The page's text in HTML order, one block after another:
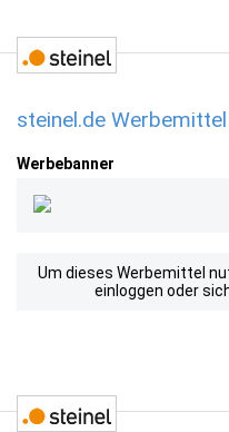
steinel.de
Werbebanner
Um dieses Werbemittel
einloggen oder